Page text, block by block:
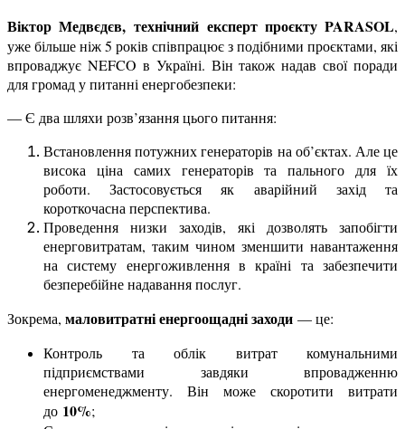
Віктор Медвєдєв, технічний експерт проєкту PARASOL,
уже більше ніж 5 років співпрацює з подібними проєктами, які
впроваджує NEFCO в Україні. Він також надав свої поради
для громад у питанні енергобезпеки:
— Є два шляхи розв’язання цього питання:
Встановлення потужних генераторів на об’єктах. Але це
висока ціна самих генераторів та пального для їх
роботи. Застосовується як аварійний захід та
короткочасна перспектива.
Проведення низки заходів, які дозволять запобігти
енерговитратам, таким чином зменшити навантаження
на систему енергоживлення в країні та забезпечити
безперебійне надавання послуг.
Зокрема, маловитратні енергоощадні заходи — це:
Контроль та облік витрат комунальними
підприємствами завдяки впровадженню
енергоменеджменту. Він може скоротити витрати
до 10%;